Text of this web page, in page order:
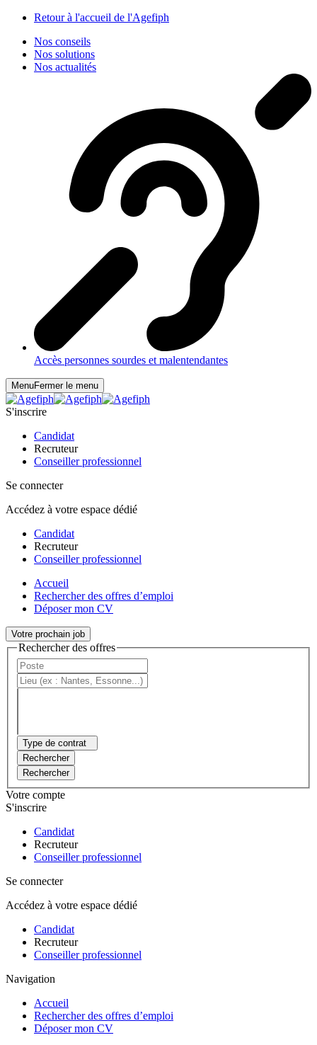
Retour à l'accueil de l'Agefiph
Nos conseils
Nos solutions
Nos actualités
Accès personnes sourdes et malentendantes
MenuFermer le menu
S'inscrire
Candidat
Recruteur
Conseiller professionnel
Se connecter
Accédez à votre espace dédié
Candidat
Recruteur
Conseiller professionnel
Accueil
Rechercher des offres d’emploi
Déposer mon CV
Votre prochain job
Rechercher des offres
Type de contrat
Rechercher
Rechercher
Votre compte
S'inscrire
Candidat
Recruteur
Conseiller professionnel
Se connecter
Accédez à votre espace dédié
Candidat
Recruteur
Conseiller professionnel
Navigation
Accueil
Rechercher des offres d’emploi
Déposer mon CV